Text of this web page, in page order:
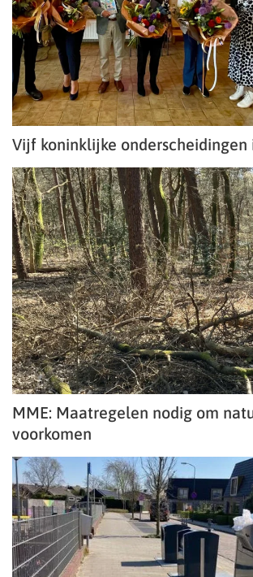
Vijf koninklijke onderscheidingen
MME: Maatregelen nodig om
voorkomen